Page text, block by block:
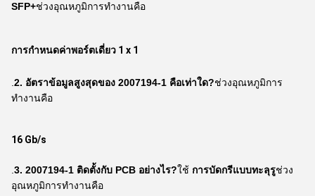
SFP+ช่วงอุณหภูมิการทำงานคือ
การกำหนดค่าพอร์ตเดี่ยว 1 x 1
.2. อัตราข้อมูลสูงสุดของ 2007194-1 คือเท่าใด?ช่วงอุณหภูมิการ
ทำงานคือ
16 Gb/s
.3. 2007194-1 ติดตั้งกับ PCB อย่างไร?ใช้ การบัดกรีแบบทะลุรูช่วง
อุณหภูมิการทำงานคือ